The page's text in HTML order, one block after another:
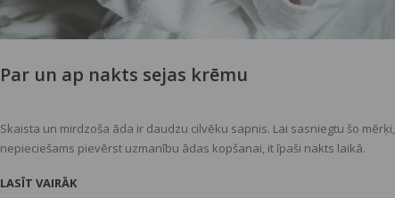
Par un ap nakts sejas krēmu
Skaista un mirdzoša āda ir daudzu cilvēku sapnis. Lai sasniegtu šo mērķi,
nepieciešams pievērst uzmanību ādas kopšanai, it īpaši nakts laikā.
LASĪT VAIRĀK